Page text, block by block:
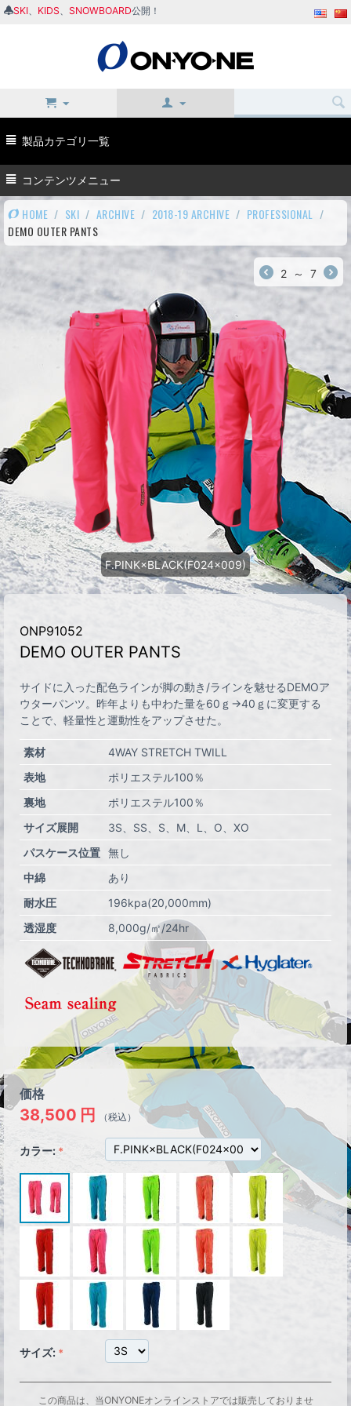
SKI KIDS SNOWBOARD公開！
製品カテゴリ一覧
コンテンツメニュー
HOME / SKI / ARCHIVE / 2018-19 ARCHIVE / PROFESSIONAL
/
DEMO OUTER PANTS
2 ～ 7
F.PINK×BLACK(F024x009)
ONP91052
DEMO OUTER PANTS
サイドに入った配色ラインが脚の動き/ラインを魅せるDEMOア
ウターパンツ。昨年よりも中わた量を60ｇ→40ｇに変更する
ことで、軽量性と運動性をアップさせた。
素材
4WAY STRETCH TWILL
表地
ポリエステル100％
裏地
ポリエステル100％
サイズ展開
3S SS S M L O
XO
パスケース位置 無し
中綿
あり
耐水圧
196kpa(20,000mm)
透湿度
8,000g/㎡/24hr
価格
38,500 円 （税込）
カラー:
サイズ:
この商品は、当ONYONEオンラインストアでは販売しておりませ